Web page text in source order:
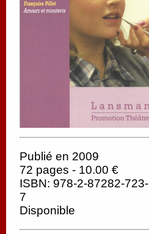
Publié en 2009
72 pages - 10.00 €
ISBN: 978-2-87282-723-
7
Disponible